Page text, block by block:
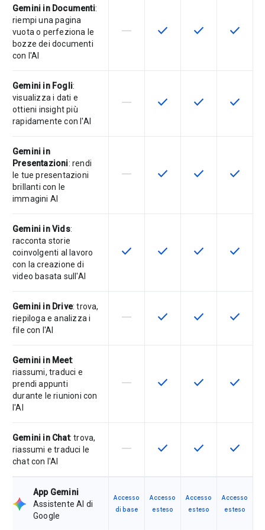
Gemini in Documenti:
riempi una pagina
vuota o perfeziona le
bozze dei documenti
con l'AI
La funzionalità non è supportata
horizontal_rule Questa funzionalità è
check Questa
check Questa
check
Gemini in Fogli:
visualizza i dati e
ottieni insight più
rapidamente con l'AI
La funzionalità non è supportata
horizontal_rule Questa funzionalità è
check Questa
check Questa
check
Gemini in
Presentazioni: rendi
le tue presentazioni
brillanti con le
immagini AI
La funzionalità non è supportata
horizontal_rule Questa funzionalità è
check Questa
check Questa
check
Gemini in Vids:
racconta storie
coinvolgenti al lavoro
con la creazione di
video basata sull'AI
Questa funzionalità è disponibile
check Questa funzionalità è
check Questa
check Questa
check
Gemini in Drive: trova,
riepiloga e analizza i
file con l'AI
La funzionalità non è supportata
horizontal_rule Questa funzionalità è
check Questa
check Questa
check
Gemini in Meet:
riassumi, traduci e
prendi appunti
durante le riunioni con
l'AI
La funzionalità non è supportata
horizontal_rule Questa funzionalità è
check Questa
check Questa
check
Gemini in Chat: trova,
riassumi e traduci le
chat con l'AI
La funzionalità non è supportata
horizontal_rule Questa funzionalità è
check Questa
check Questa
check
App Gemini
Assistente AI di
Google
Accesso
di base
Accesso
esteso
Accesso
esteso
Accesso
esteso